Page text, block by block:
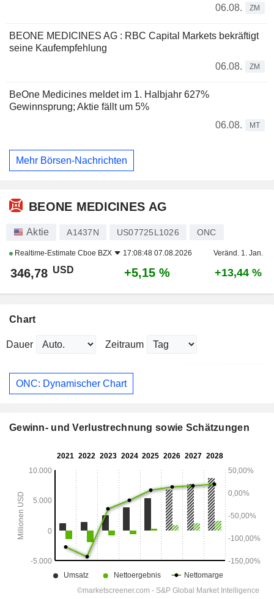
06.08.
ZM
BEONE MEDICINES AG : RBC Capital Markets bekräftigt
seine Kaufempfehlung
06.08.
ZM
BeOne Medicines meldet im 1. Halbjahr 627%
Gewinnsprung; Aktie fällt um 5%
06.08.
MT
Mehr Börsen-Nachrichten
BEONE MEDICINES AG
Aktie A1437N US07725L1026 ONC
Realtime-Estimate Cboe BZX 17:08:48 07.08.2026 Veränd. 1. Jan.
346,78 USD +5,15 % +13,44 %
Chart
Dauer Zeitraum
ONC: Dynamischer Chart
Gewinn- und Verlustrechnung sowie Schätzungen